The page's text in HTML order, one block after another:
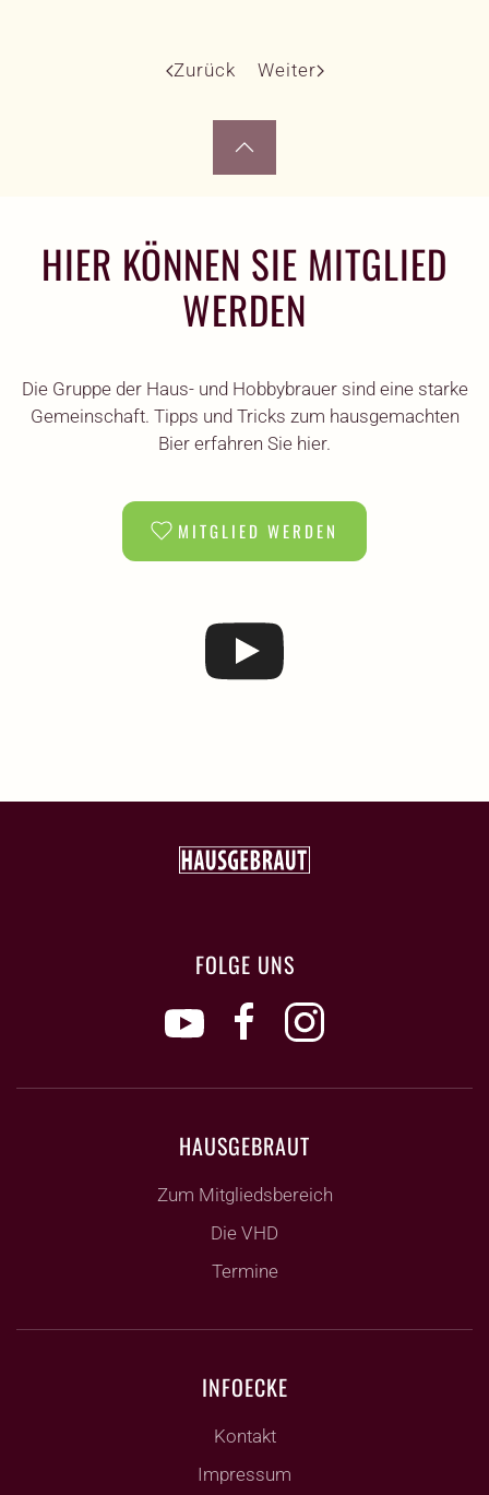
Zurück Weiter
HIER KÖNNEN SIE MITGLIED
WERDEN
Die Gruppe der Haus- und Hobbybrauer sind eine starke
Gemeinschaft. Tipps und Tricks zum hausgemachten
Bier erfahren Sie hier.
MITGLIED WERDEN
FOLGE UNS
HAUSGEBRAUT
Zum Mitgliedsbereich
Die VHD
Termine
INFOECKE
Kontakt
Impressum